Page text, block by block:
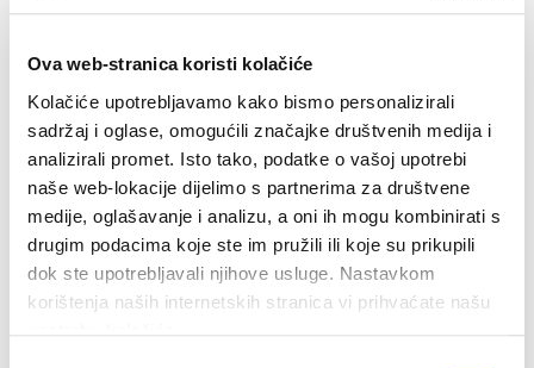
Ova web-stranica koristi kolačiće
Kolačiće upotrebljavamo kako bismo personalizirali
sadržaj i oglase, omogućili značajke društvenih medija i
analizirali promet. Isto tako, podatke o vašoj upotrebi
naše web-lokacije dijelimo s partnerima za društvene
medije, oglašavanje i analizu, a oni ih mogu kombinirati s
drugim podacima koje ste im pružili ili koje su prikupili
dok ste upotrebljavali njihove usluge. Nastavkom
korištenja naših internetskih stranica vi prihvaćate našu
Brošure
Kontakt
Kako do nas
Turističke informacije
Anketa
Pristup informacijama
Kutak za članove TZ
Obavijesti
Upute i priručnik za iznajmljivače
Kućni red
eVisitor
mVisitor
Turizam za sve
Cookiepolicy